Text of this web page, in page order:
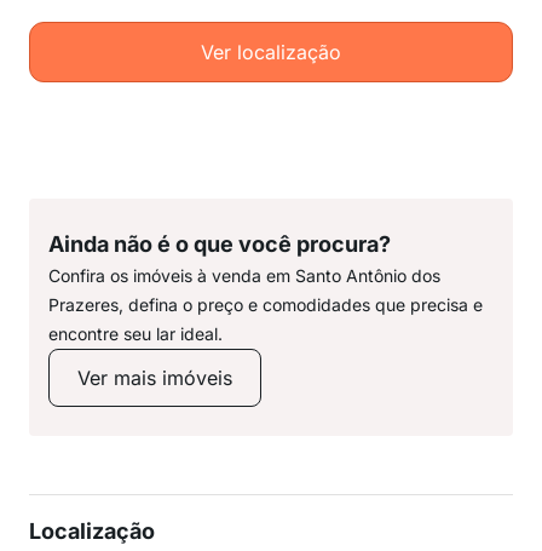
Ver localização
Ainda não é o que você procura?
Confira os imóveis à venda em Santo Antônio dos
Prazeres, defina o preço e comodidades que precisa e
encontre seu lar ideal.
Ver mais imóveis
Localização